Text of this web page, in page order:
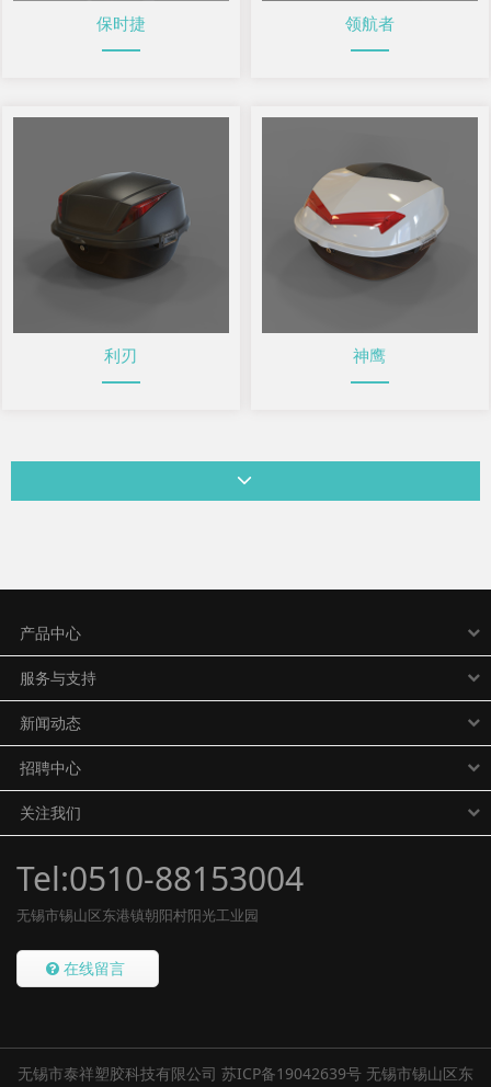
保时捷 领航者
利刃 神鹰
产品中心
服务与支持
新闻动态
招聘中心
关注我们
Tel:0510-88153004
无锡市锡山区东港镇朝阳村阳光工业园
在线留言
无锡市泰祥塑胶科技有限公司 苏ICP备19042639号 无锡市锡山区东